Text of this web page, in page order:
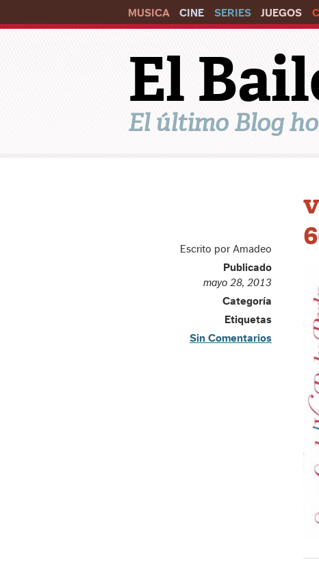
MUSICA CINE SERIES JUEGOS
El
El último Blog
Escrito por Amadeo
Publicado
mayo 28, 2013
Categoría
Etiquetas
Sin Comentarios